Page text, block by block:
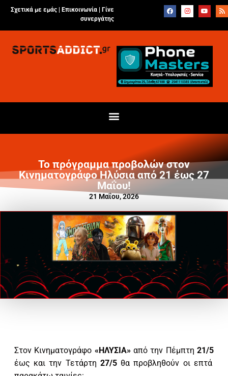
Σχετικά με εμάς | Επικοινωνία
Γίνε
συνεργάτης
Το πρόγραμμα προβολών στον
Κινηματογράφο Ηλύσια από 21 έως 27
Μαΐου!
21 Μαΐου, 2026
Στον Κινηματογράφο «ΗΛΥΣΙΑ»από την Πέμπτη21/5
έως και την Τετάρτη 27/5θα προβληθούν οι επτά